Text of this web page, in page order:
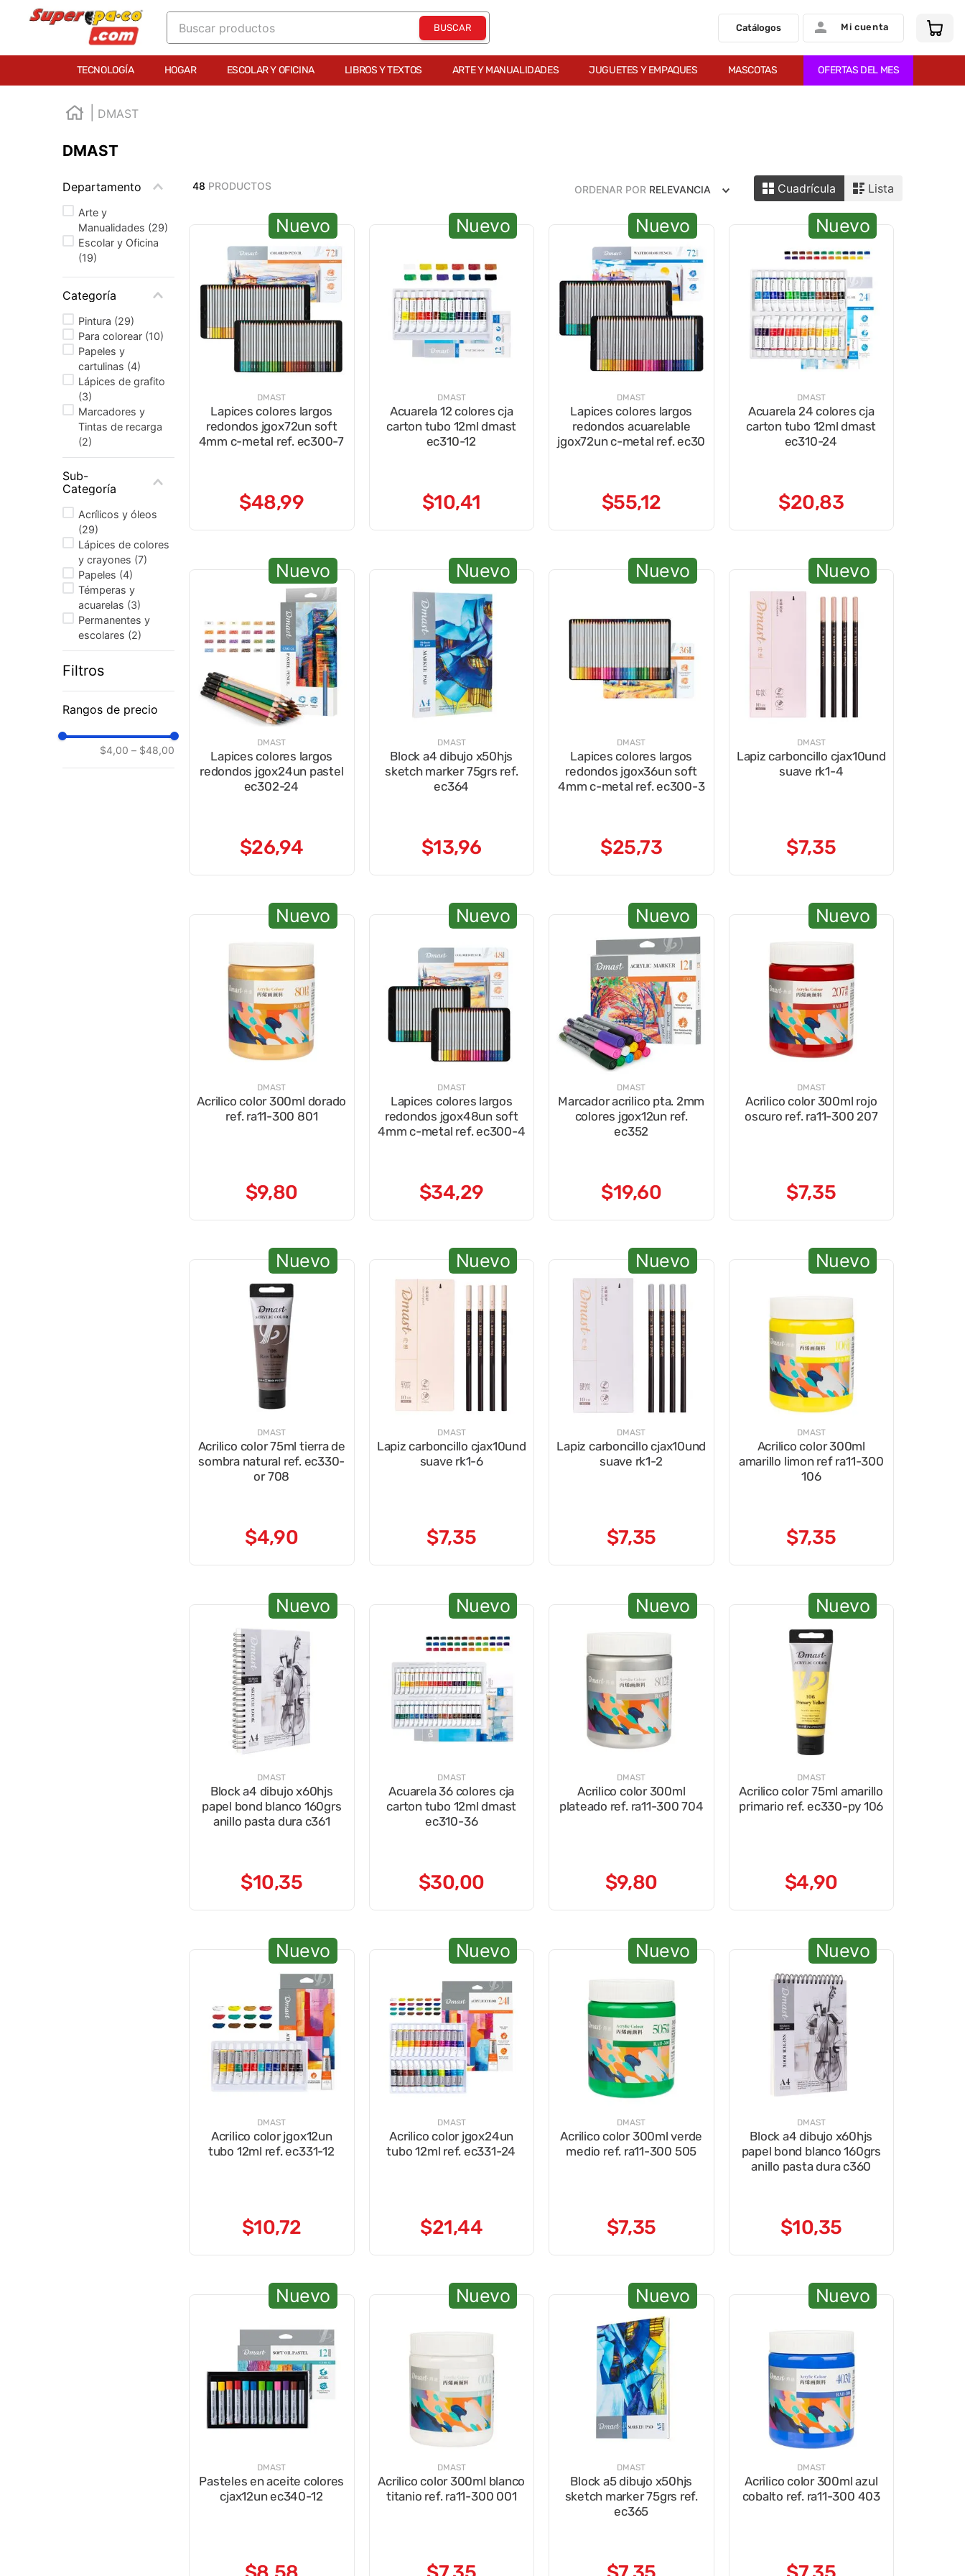
Buscar productos
Catálogos Mi cuenta
TECNOLOGÍA HOGAR ESCOLAR Y OFICINA LIBROS Y TEXTOS ARTE Y MANUALIDADES JUGUETES Y EMPAQUES MASCOTAS OFERTAS DEL MES
DMAST
DMAST
Filtros
Departamento
Arte y
Manualidades (29)
Escolar y Oficina
(19)
Categoría
Pintura (29)
Para colorear (10)
Papeles y
cartulinas (4)
Lápices de grafito
(3)
Marcadores y
Tintas de recarga
(2)
Sub-
Categoría
Acrílicos y óleos
(29)
Lápices de colores
y crayones (7)
Papeles (4)
Témperas y
acuarelas (3)
Permanentes y
escolares (2)
Rangos de precio
$4,00 – $48,00
48 PRODUCTOS ORDENAR POR RELEVANCIA Cuadrícula Lista
Nuevo
DMAST
Lapices colores largos
redondos jgox72un soft
4mm c-metal ref. ec300-7
$48,99
Nuevo
DMAST
Acuarela 12 colores cja
carton tubo 12ml dmast
ec310-12
$10,41
Nuevo
DMAST
Lapices colores largos
redondos acuarelable
jgox72un c-metal ref. ec30
$55,12
Nuevo
DMAST
Acuarela 24 colores cja
carton tubo 12ml dmast
ec310-24
$20,83
Nuevo
DMAST
Lapices colores largos
redondos jgox24un pastel
ec302-24
$26,94
Nuevo
DMAST
Block a4 dibujo x50hjs
sketch marker 75grs ref.
ec364
$13,96
Nuevo
DMAST
Lapices colores largos
redondos jgox36un soft
4mm c-metal ref. ec300-3
$25,73
Nuevo
DMAST
Lapiz carboncillo cjax10und
suave rk1-4
$7,35
Nuevo
DMAST
Acrilico color 300ml dorado
ref. ra11-300 801
$9,80
Nuevo
DMAST
Lapices colores largos
redondos jgox48un soft
4mm c-metal ref. ec300-4
$34,29
Nuevo
DMAST
Marcador acrilico pta. 2mm
colores jgox12un ref.
ec352
$19,60
Nuevo
DMAST
Acrilico color 300ml rojo
oscuro ref. ra11-300 207
$7,35
Nuevo
DMAST
Acrilico color 75ml tierra de
sombra natural ref. ec330-
or 708
$4,90
Nuevo
DMAST
Lapiz carboncillo cjax10und
suave rk1-6
$7,35
Nuevo
DMAST
Lapiz carboncillo cjax10und
suave rk1-2
$7,35
Nuevo
DMAST
Acrilico color 300ml
amarillo limon ref ra11-300
106
$7,35
Nuevo
DMAST
Block a4 dibujo x60hjs
papel bond blanco 160grs
anillo pasta dura c361
$10,35
Nuevo
DMAST
Acuarela 36 colores cja
carton tubo 12ml dmast
ec310-36
$30,00
Nuevo
DMAST
Acrilico color 300ml
plateado ref. ra11-300 704
$9,80
Nuevo
DMAST
Acrilico color 75ml amarillo
primario ref. ec330-py 106
$4,90
Nuevo
DMAST
Acrilico color jgox12un
tubo 12ml ref. ec331-12
$10,72
Nuevo
DMAST
Acrilico color jgox24un
tubo 12ml ref. ec331-24
$21,44
Nuevo
DMAST
Acrilico color 300ml verde
medio ref. ra11-300 505
$7,35
Nuevo
DMAST
Block a4 dibujo x60hjs
papel bond blanco 160grs
anillo pasta dura c360
$10,35
Nuevo
DMAST
Pasteles en aceite colores
cjax12un ec340-12
Nuevo
DMAST
Acrilico color 300ml blanco
titanio ref. ra11-300 001
Nuevo
DMAST
Block a5 dibujo x50hjs
sketch marker 75grs ref.
ec365
Nuevo
DMAST
Acrilico color 300ml azul
cobalto ref. ra11-300 403
TÉRMINOS MÁS BUSCADOS
mouse
teclado
impresora
calculadora